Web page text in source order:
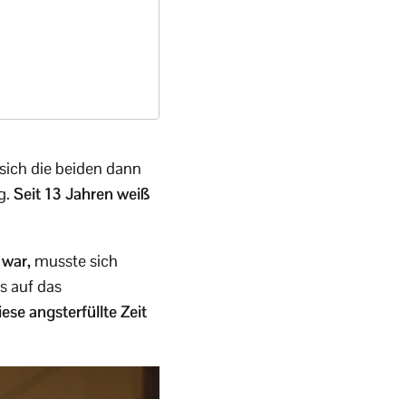
die beiden dann
Seit 13 Jahren weiß
musste sich
auf das
angsterfüllte Zeit